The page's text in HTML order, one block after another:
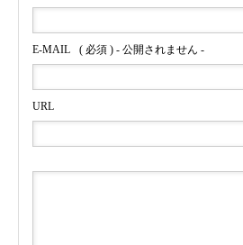
E-MAIL ( 必須 ) - 公開されません -
URL